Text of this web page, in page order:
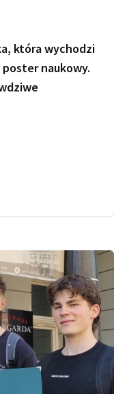
która wychodzi
naukowy.